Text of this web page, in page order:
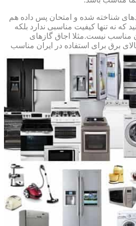
شناخته شده و امتحان پس داده هم
که نه تنها کیفیت مناسبی ندارد بلکه
مناسب نیست.مثلا اجاق گازهای
برق برای استفاده در ایران مناسب